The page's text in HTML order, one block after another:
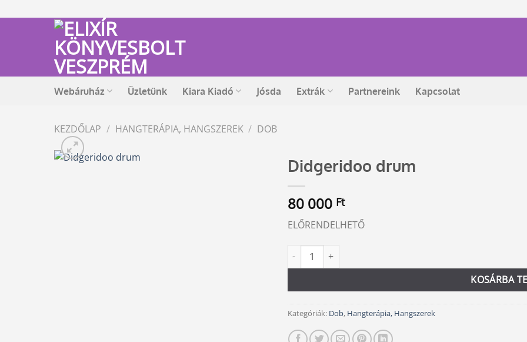
to
Webáruház Üzletünk Kiara Kiadó Jósda Extrák Partnereink Kapcsolat
KEZDŐLAP / HANGTERÁPIA, HANGSZEREK / DOB
Didgeridoo drum
80 000 Ft
ELŐRENDELHETŐ
Didgeridoo drum mennyiség
KOSÁRBA
Alternative:
Kategóriák: Dob, Hangterápia, Hangszerek